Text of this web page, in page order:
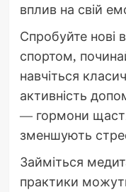
вплив на свій
Спробуйте нові
спортом,
навчіться
активність
— гормони
зменшують
Займіться
практики